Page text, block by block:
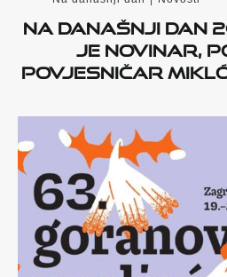
Na današnji dan
je novinar,
povjesničar